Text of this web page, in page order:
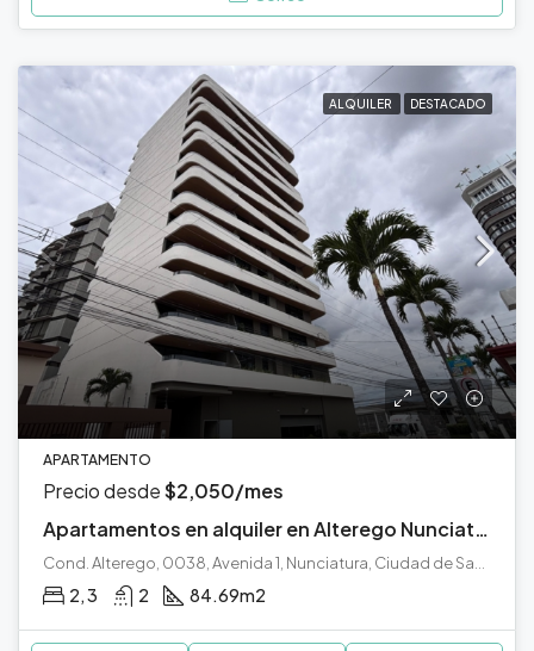
ALQUILER DESTACADO
APARTAMENTO
Precio desde$2,050/mes
Apartamentos en alquiler en Alterego Nunciatura, Rohrmoser, San José.
2, 3 2 84.69m2